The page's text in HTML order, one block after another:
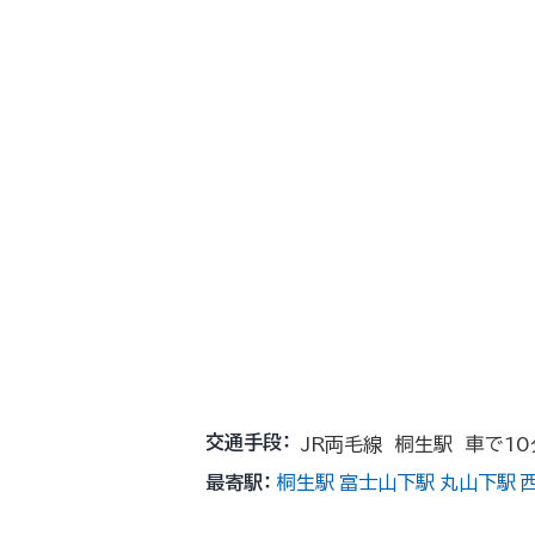
交通手段：
JR両毛線 桐生駅 車で10
最寄駅： 桐生駅 富士山下駅 丸山下駅